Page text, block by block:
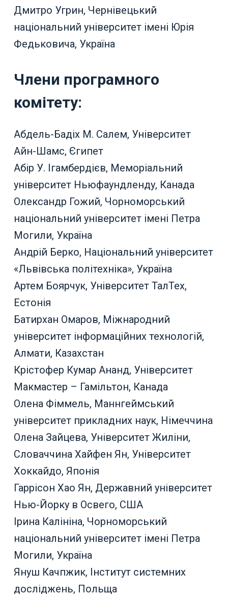
Дмитро Угрин, Чернівецький
національний університет імені Юрія
Федьковича, Україна
Члени програмного
комітету:
Абдель-Бадіх М. Салем, Університет
Айн-Шамс, Єгипет
Абір У. Ігамбердієв, Меморіальний
університет Ньюфаундленду, Канада
Олександр Гожий, Чорноморський
національний університет імені Петра
Могили, Україна
Андрій Берко, Національний університет
«Львівська політехніка», Україна
Артем Боярчук, Університет ТалТех,
Естонія
Батирхан Омаров, Міжнародний
університет інформаційних технологій,
Алмати, Казахстан
Крістофер Кумар Ананд, Університет
Макмастер – Гамільтон, Канада
Олена Фіммель, Маннгеймський
університет прикладних наук, Німеччина
Олена Зайцева, Університет Жиліни,
Словаччина Хайфен Ян, Університет
Хоккайдо, Японія
Гаррісон Хао Ян, Державний університет
Нью-Йорку в Освего, США
Ірина Калініна, Чорноморський
національний університет імені Петра
Могили, Україна
Януш Качпжик, Інститут системних
досліджень, Польща